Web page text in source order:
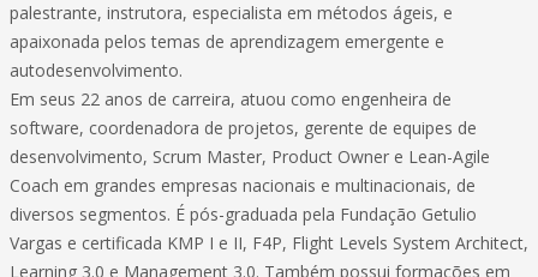
palestrante, instrutora, especialista em métodos ágeis, e
apaixonada pelos temas de aprendizagem emergente e
autodesenvolvimento.
Em seus 22 anos de carreira, atuou como engenheira de
software, coordenadora de projetos, gerente de equipes de
desenvolvimento, Scrum Master, Product Owner e Lean-Agile
Coach em grandes empresas nacionais e multinacionais, de
diversos segmentos. É pós-graduada pela Fundação Getulio
Vargas e certificada KMP I e II, F4P, Flight Levels System Architect,
Learning 3.0 e Management 3.0. Também possui formações em